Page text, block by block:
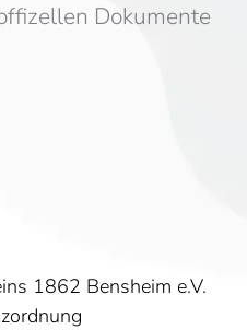
Dokumente
1862 Bensheim e.V.